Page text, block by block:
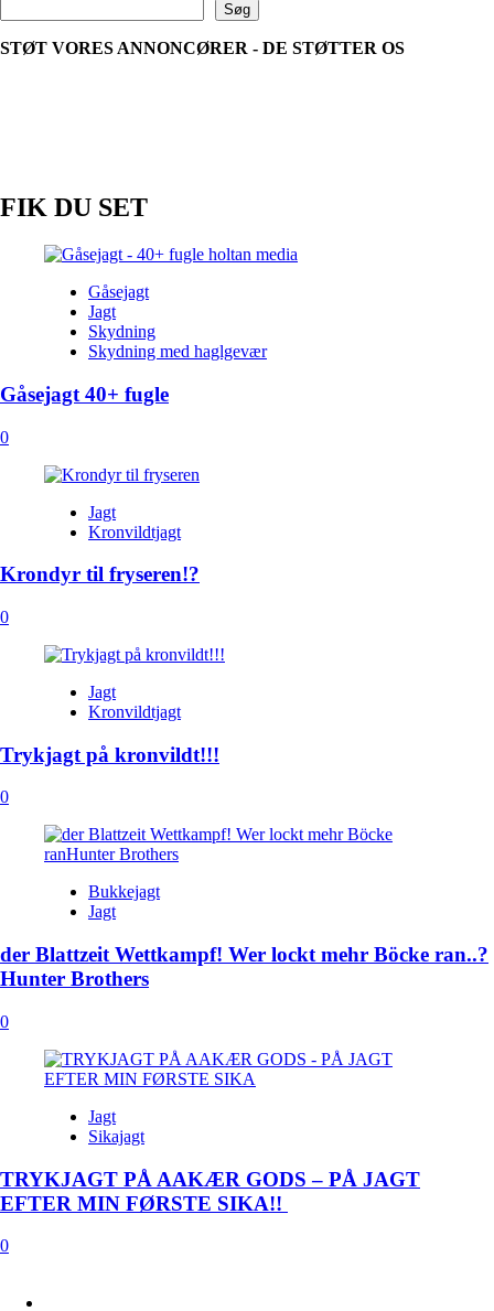
Vinterjagt
på
Søg
STØT VORES ANNONCØRER - DE STØTTER OS
FIK DU SET
Gåsejagt
Jagt
Skydning
Skydning med haglgevær
Gåsejagt 40+ fugle
0
Jagt
Kronvildtjagt
Krondyr til fryseren!?
0
Jagt
Kronvildtjagt
Trykjagt på kronvildt!!!
0
Bukkejagt
Jagt
der Blattzeit Wettkampf! Wer lockt mehr Böcke ran..?
Hunter Brothers
0
Jagt
Sikajagt
TRYKJAGT PÅ AAKÆR GODS – PÅ JAGT
EFTER MIN FØRSTE SIKA!!
0